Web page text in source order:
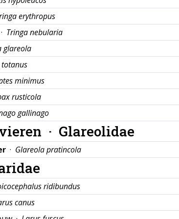
erythropus
Tringa nebularia
glareola
totanus
minimus
rusticola
gallinago
· Glareolidae
· Glareola pratincola
ridibundus
canus